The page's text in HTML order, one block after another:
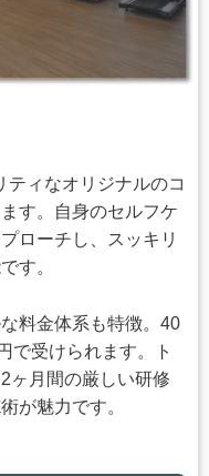
ティなオリジナルのコ
す。自身のセルフケ
ローチし、スッキリ
す。
料金体系も特徴。40
で受けられます。ト
ヶ月間の厳しい研修
が魅力です。